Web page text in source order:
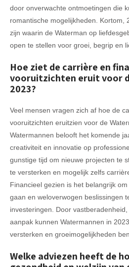
door onverwachte ontmoetingen die
romantische mogelijkheden. Kortom,
zijn waarin de Waterman op
open te stellen voor groei, begrip en
Hoe ziet de carrière en
vooruitzichten eruit voor
2023?
Veel mensen vragen zich af hoe de
vooruitzichten eruitzien voor de
Watermannen belooft het komende
creativiteit en innovatie op
gunstige tijd om nieuwe projecten te
te versterken en mogelijk zelfs
Financieel gezien is het belangrijk
gaan en weloverwogen beslissingen
investeringen. Door
aanpak kunnen Watermannen in
versterken en groeimogelijkheden
Welke adviezen heeft de